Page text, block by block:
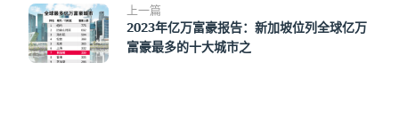
上一篇
2023年亿万富豪报告：新加坡位列全球亿万
富豪最多的十大城市之